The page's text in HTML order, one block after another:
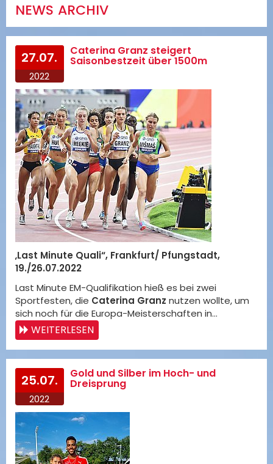
NEWS ARCHIV
27.07.
2022
Caterina Granz steigert
Saisonbestzeit über 1500m
„Last Minute Quali“, Frankfurt/ Pfungstadt,
19./26.07.2022
Last Minute EM-Qualifikation hieß es bei zwei
Sportfesten, die Caterina Granz nutzen wollte, um
sich noch für die Europa-Meisterschaften in…
WEITERLESEN
25.07.
2022
Gold und Silber im Hoch- und
Dreisprung